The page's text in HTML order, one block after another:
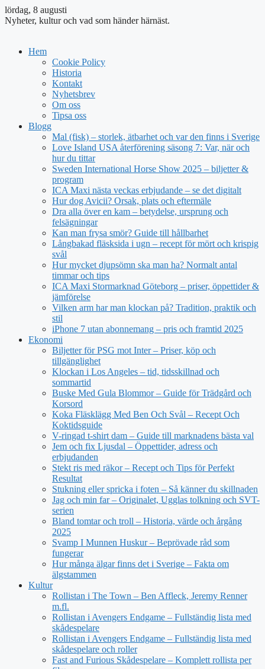
lördag, 8 augusti
Nyheter, kultur och vad som händer härnäst.
Hem
Cookie Policy
Historia
Kontakt
Nyhetsbrev
Om oss
Tipsa oss
Blogg
Mal (fisk) – storlek, ätbarhet och var den finns i Sverige
Love Island USA återförening säsong 7: Var, när och
hur du tittar
Sweden International Horse Show 2025 – biljetter &
program
ICA Maxi nästa veckas erbjudande – se det digitalt
Hur dog Avicii? Orsak, plats och eftermäle
Dra alla över en kam – betydelse, ursprung och
felsägningar
Kan man frysa smör? Guide till hållbarhet
Långbakad fläsksida i ugn – recept för mört och krispig
svål
Hur mycket djupsömn ska man ha? Normalt antal
timmar och tips
ICA Maxi Stormarknad Göteborg – priser, öppettider &
jämförelse
Vilken arm har man klockan på? Tradition, praktik och
stil
iPhone 7 utan abonnemang – pris och framtid 2025
Ekonomi
Biljetter för PSG mot Inter – Priser, köp och
tillgänglighet
Klockan i Los Angeles – tid, tidsskillnad och
sommartid
Buske Med Gula Blommor – Guide för Trädgård och
Korsord
Koka Fläsklägg Med Ben Och Svål – Recept Och
Koktidsguide
V-ringad t-shirt dam – Guide till marknadens bästa val
Jem och fix Ljusdal – Öppettider, adress och
erbjudanden
Stekt ris med räkor – Recept och Tips för Perfekt
Resultat
Stukning eller spricka i foten – Så känner du skillnaden
Jag och min far – Originalet, Ugglas tolkning och SVT-
serien
Bland tomtar och troll – Historia, värde och årgång
2025
Svamp I Munnen Huskur – Beprövade råd som
fungerar
Hur många älgar finns det i Sverige – Fakta om
älgstammen
Kultur
Rollistan i The Town – Ben Affleck, Jeremy Renner
m.fl.
Rollistan i Avengers Endgame – Fullständig lista med
skådespelare
Rollistan i Avengers Endgame – Fullständig lista med
skådespelare och roller
Fast and Furious Skådespelare – Komplett rollista per